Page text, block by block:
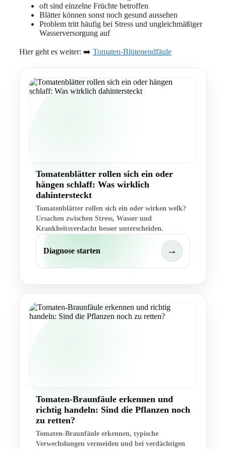
oft sind einzelne Früchte betroffen
Blätter können sonst noch gesund aussehen
Problem tritt häufig bei Stress und ungleichmäßiger
Wasserversorgung auf
Hier geht es weiter: ➡️ Tomaten-Blütenendfäule
Tomatenblätter rollen sich ein oder
hängen schlaff: Was wirklich
dahintersteckt
Tomatenblätter rollen sich ein oder wirken welk?
Ursachen zwischen Stress, Wasser und
Krankheitsverdacht besser unterscheiden.
Diagnose starten →
Tomaten-Braunfäule erkennen und
richtig handeln: Sind die Pflanzen noch
zu retten?
Tomaten-Braunfäule erkennen, typische
Verwechslungen vermeiden und bei verdächtigen